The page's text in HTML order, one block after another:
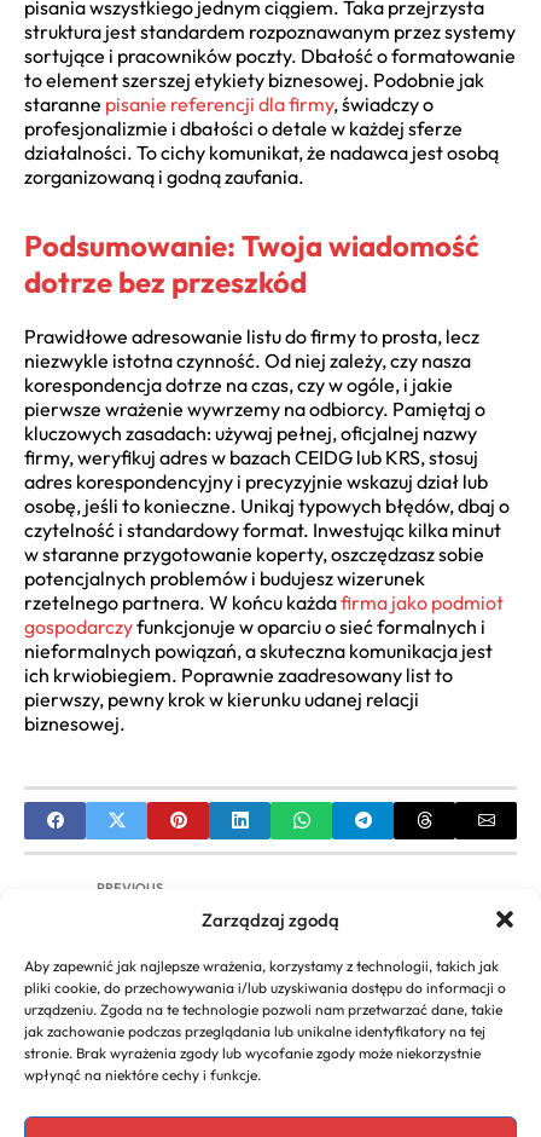
Zarządzaj zgodą
Aby zapewnić jak najlepsze wrażenia, korzystamy z technologii, takich jak
pliki cookie, do przechowywania i/lub uzyskiwania dostępu do informacji o
urządzeniu. Zgoda na te technologie pozwoli nam przetwarzać dane, takie
jak zachowanie podczas przeglądania lub unikalne identyfikatory na tej
stronie. Brak wyrażenia zgody lub wycofanie zgody może niekorzystnie
wpłynąć na niektóre cechy i funkcje.
pisania wszystkiego jednym ciągiem. Taka przejrzysta
struktura jest standardem rozpoznawanym przez systemy
sortujące i pracowników poczty. Dbałość o formatowanie
to element szerszej etykiety biznesowej. Podobnie jak
staranne pisanie referencji dla firmy, świadczy o
profesjonalizmie i dbałości o detale w każdej sferze
działalności. To cichy komunikat, że nadawca jest osobą
zorganizowaną i godną zaufania.
Podsumowanie: Twoja wiadomość
dotrze bez przeszkód
Prawidłowe adresowanie listu do firmy to prosta, lecz
niezwykle istotna czynność. Od niej zależy, czy nasza
korespondencja dotrze na czas, czy w ogóle, i jakie
pierwsze wrażenie wywrzemy na odbiorcy. Pamiętaj o
kluczowych zasadach: używaj pełnej, oficjalnej nazwy
firmy, weryfikuj adres w bazach CEIDG lub KRS, stosuj
adres korespondencyjny i precyzyjnie wskazuj dział lub
osobę, jeśli to konieczne. Unikaj typowych błędów, dbaj o
czytelność i standardowy format. Inwestując kilka minut
w staranne przygotowanie koperty, oszczędzasz sobie
potencjalnych problemów i budujesz wizerunek
rzetelnego partnera. W końcu każdafirma jako podmiot
gospodarczyfunkcjonuje w oparciu o sieć formalnych i
nieformalnych powiązań, a skuteczna komunikacja jest
ich krwiobiegiem. Poprawnie zaadresowany list to
pierwszy, pewny krok w kierunku udanej relacji
biznesowej.
PREVIOUS
Jak bezpiecznie kupić udziały w spółce? Poradnik
NEXT
Jakie składki można odliczyć od podatku?
Przewodnik po ZUS i IKZE